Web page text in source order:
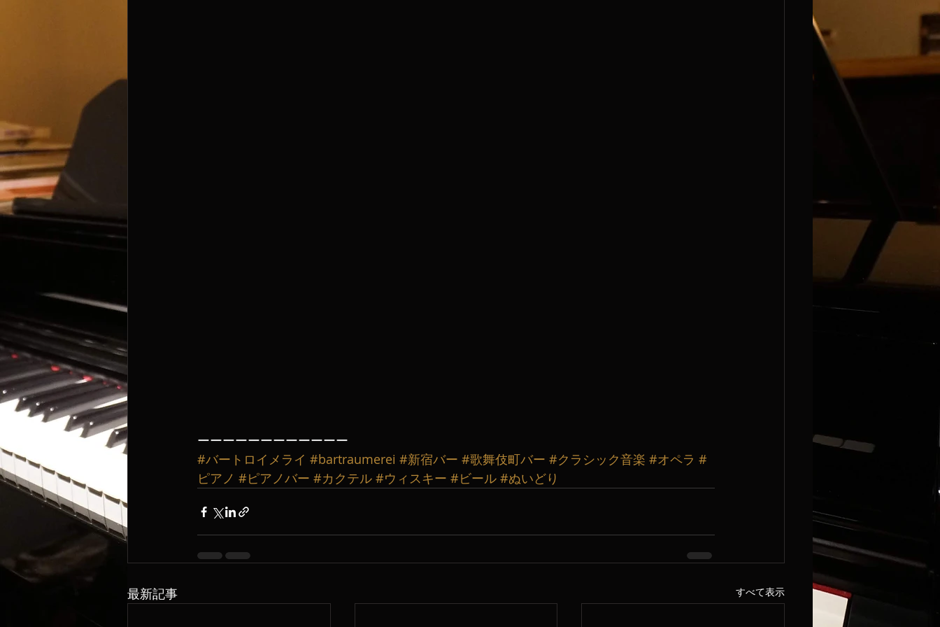
ーーーーーーーーーーーー
#バートロイメライ #bartraumerei #新宿バー #歌舞伎町バー #クラシック音楽 #オペラ #
ピアノ #ピアノバー #カクテル #ウィスキー #ビール #ぬいどり
最新記事 すべて表示